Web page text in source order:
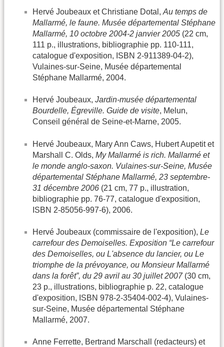
Hervé Joubeaux et Christiane Dotal, Au temps de
Mallarmé, le faune. Musée départemental Stéphane
Mallarmé, 10 octobre 2004-2 janvier 2005 (22 cm,
111 p., illustrations, bibliographie pp. 110-111,
catalogue d'exposition, ISBN 2-911389-04-2),
Vulaines-sur-Seine, Musée départemental
Stéphane Mallarmé, 2004.
Hervé Joubeaux, Jardin-musée départemental
Bourdelle, Égreville. Guide de visite, Melun,
Conseil général de Seine-et-Marne, 2005.
Hervé Joubeaux, Mary Ann Caws, Hubert Aupetit et
Marshall C. Olds, My Mallarmé is rich. Mallarmé et
le monde anglo-saxon. Vulaines-sur-Seine, Musée
départemental Stéphane Mallarmé, 23 septembre-
31 décembre 2006 (21 cm, 77 p., illustration,
bibliographie pp. 76-77, catalogue d'exposition,
ISBN 2-85056-997-6), 2006.
Hervé Joubeaux (commissaire de l'exposition), Le
carrefour des Demoiselles. Exposition “Le carrefour
des Demoiselles, ou L'absence du lancier, ou Le
triomphe de la prévoyance, ou Monsieur Mallarmé
dans la forêt”, du 29 avril au 30 juillet 2007(30 cm,
23 p., illustrations, bibliographie p. 22, catalogue
d'exposition, ISBN 978-2-35404-002-4), Vulaines-
sur-Seine, Musée départemental Stéphane
Mallarmé, 2007.
Anne Ferrette, Bertrand Marschall (redacteurs) et